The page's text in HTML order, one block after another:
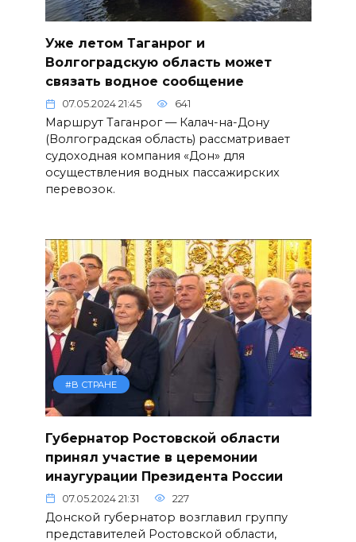
Уже летом Таганрог и
Волгоградскую область может
связать водное сообщение
07.05.2024 21:45 641
Маршрут Таганрог — Калач-на-Дону
(Волгоградская область) рассматривает
судоходная компания «Дон» для
осуществления водных пассажирских
перевозок.
#В СТРАНЕ
Губернатор Ростовской области
принял участие в церемонии
инаугурации Президента России
07.05.2024 21:31 227
Донской губернатор возглавил группу
представителей Ростовской области,